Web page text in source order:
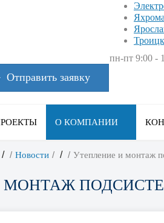
Яхрома
Троицк
пн-пт 9:00 -
Отправить заявку
О КОМПАНИИ
/ Новости / Утепление и монтаж
МОНТАЖ